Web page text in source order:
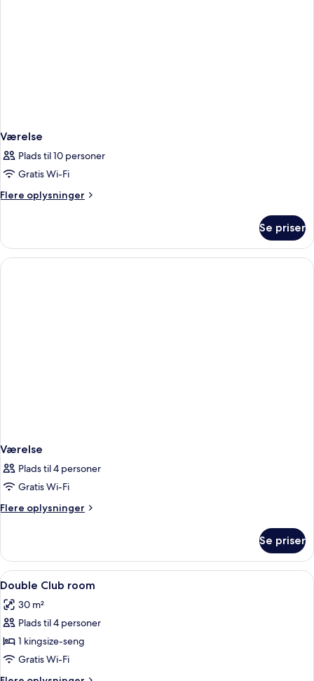
Værelse
Plads til 10 personer
Gratis Wi-Fi
Flere oplysninger
Flere
Se priser
Værelse
Plads til 4 personer
Gratis Wi-Fi
Flere oplysninger
Flere
Se priser
Indlæs
alle
billeder
af
Double
Club
room
Et moderne hotelværelse med en
8
Double Club room
30 m²
Plads til 4 personer
1 kingsize-seng
Gratis Wi-Fi